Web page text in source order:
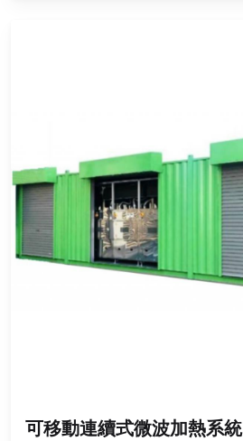
可移動連續式微波加熱系統